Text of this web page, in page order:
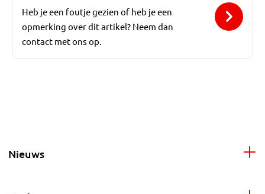
Heb je een foutje gezien of heb je een
opmerking over dit artikel? Neem dan
contact met ons op.
Nieuws